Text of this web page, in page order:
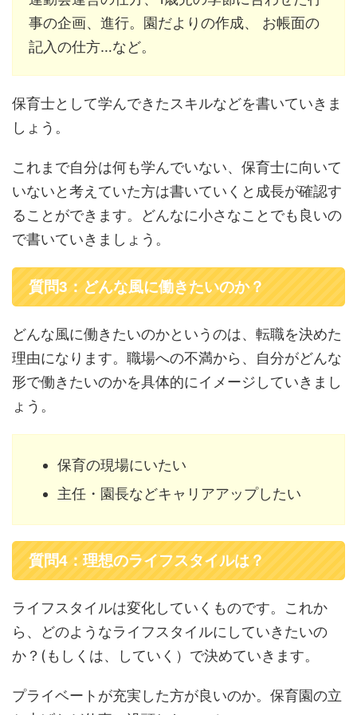
事の企画、進行。園だよりの作成、 お帳面の
記入の仕方…など。
保育士として学んできたスキルなどを書いていきま
しょう。
これまで自分は何も学んでいない、保育士に向いて
いないと考えていた方は書いていくと成長が確認す
ることができます。どんなに小さなことでも良いの
で書いていきましょう。
質問3：どんな風に働きたいのか？
どんな風に働きたいのかというのは、転職を決めた
理由になります。職場への不満から、自分がどんな
形で働きたいのかを具体的にイメージしていきまし
ょう。
保育の現場にいたい
主任・園長などキャリアアップしたい
質問4：理想のライフスタイルは？
ライフスタイルは変化していくものです。これか
ら、どのようなライフスタイルにしていきたいの
か？(もしくは、していく）で決めていきます。
プライベートが充実した方が良いのか。保育園の立